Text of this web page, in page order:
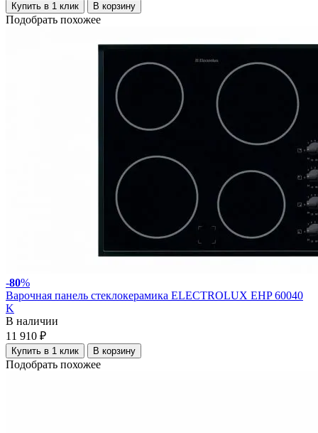
Купить в 1 клик В корзину
Подобрать похожее
-80%
Варочная панель стеклокерамика ELECTROLUX EHP 60040
K
В наличии
11 910 ₽
Купить в 1 клик В корзину
Подобрать похожее